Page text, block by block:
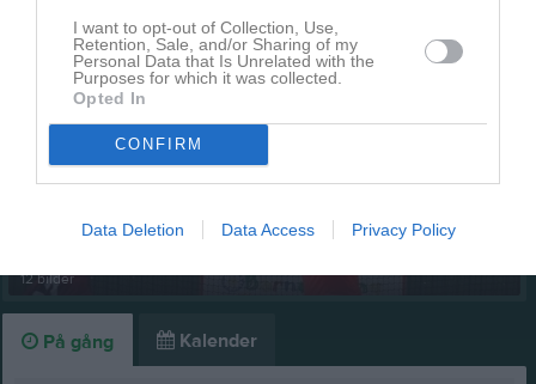
I want to opt-out of Collection, Use,
Retention, Sale, and/or Sharing of my
Personal Data that Is Unrelated with the
Purposes for which it was collected.
Opted In
CONFIRM
Data Deletion Data Access Privacy Policy
Senast uppdaterade album
12 bilder
På gång Kalender